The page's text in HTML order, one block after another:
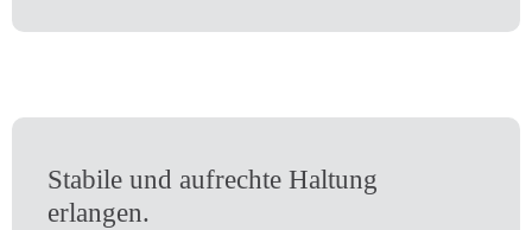
Stabile und aufrechte Haltung
erlangen.